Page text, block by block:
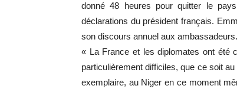
donné 48 heures pour quitter le
déclarations du président français.
son discours annuel aux ambassadeurs.
« La France et les diplomates ont été
particulièrement difficiles, que ce soit
exemplaire, au Niger en ce moment